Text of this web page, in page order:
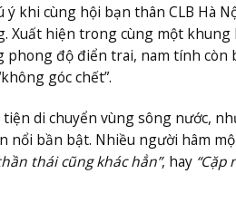
khi cùng hội bạn thân CLB Hà
Xuất hiện trong cùng một khung
độ điển trai, nam tính còn
góc chết”.
di chuyển vùng sông nước,
nổi bần bật. Nhiều người hâm
thái cũng khác hẳn”, hay “Cặp